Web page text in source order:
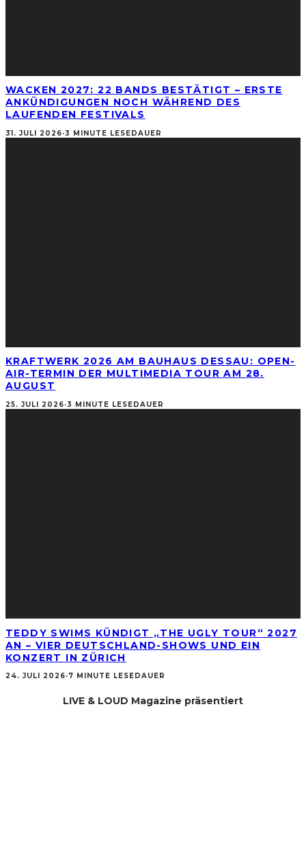
WACKEN 2027: 22 BANDS BESTÄTIGT – ERSTE
ANKÜNDIGUNGEN NOCH WÄHREND DES
LAUFENDEN FESTIVALS
31. JULI 2026·3 MINUTE LESEDAUER
KRAFTWERK 2026 AM BAUHAUS DESSAU: OPEN-
AIR-TERMIN DER MULTIMEDIA TOUR AM 28.
AUGUST
25. JULI 2026·3 MINUTE LESEDAUER
TEDDY SWIMS KÜNDIGT „THE UGLY TOUR“ 2027
AN – VIER DEUTSCHLAND-SHOWS UND EIN
KONZERT IN ZÜRICH
24. JULI 2026·7 MINUTE LESEDAUER
LIVE & LOUD Magazine präsentiert